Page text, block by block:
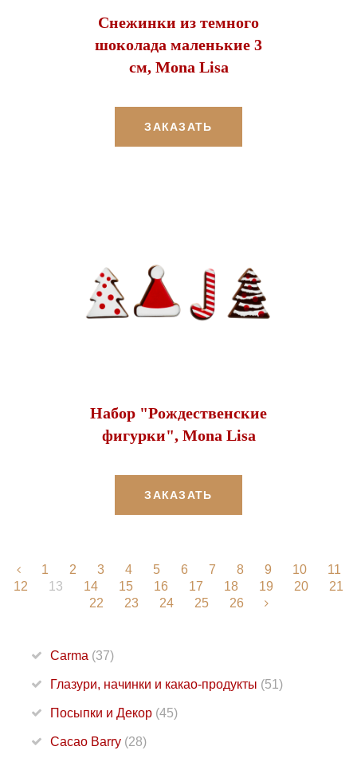
Снежинки из темного
шоколада маленькие 3
см, Mona Lisa
ЗАКАЗАТЬ
Набор "Рождественские
фигурки", Mona Lisa
ЗАКАЗАТЬ
1 2 3 4 5 6 7 8 9 10
11
12
13 14 15 16 17 18 19 20
21
22
23 24 25 26
Carma (37)
Глазури, начинки и какао-продукты (51)
Посыпки и Декор (45)
Cacao Barry (28)